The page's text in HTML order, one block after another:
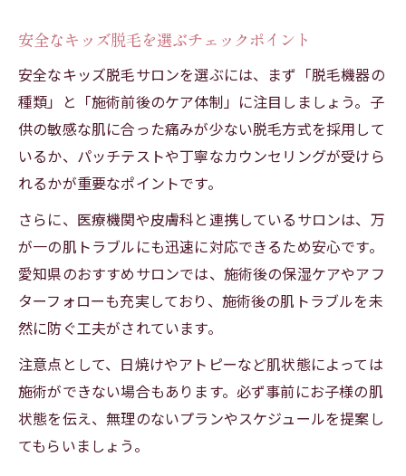
安全なキッズ脱毛を選ぶチェックポイント
安全なキッズ脱毛サロンを選ぶには、まず「脱毛機器の
種類」と「施術前後のケア体制」に注目しましょう。子
供の敏感な肌に合った痛みが少ない脱毛方式を採用して
いるか、パッチテストや丁寧なカウンセリングが受けら
れるかが重要なポイントです。
さらに、医療機関や皮膚科と連携しているサロンは、万
が一の肌トラブルにも迅速に対応できるため安心です。
愛知県のおすすめサロンでは、施術後の保湿ケアやアフ
ターフォローも充実しており、施術後の肌トラブルを未
然に防ぐ工夫がされています。
注意点として、日焼けやアトピーなど肌状態によっては
施術ができない場合もあります。必ず事前にお子様の肌
状態を伝え、無理のないプランやスケジュールを提案し
てもらいましょう。